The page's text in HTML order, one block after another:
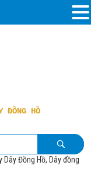
ĐỒNG HỒ
Dây Đồng Hồ, Dây đồng